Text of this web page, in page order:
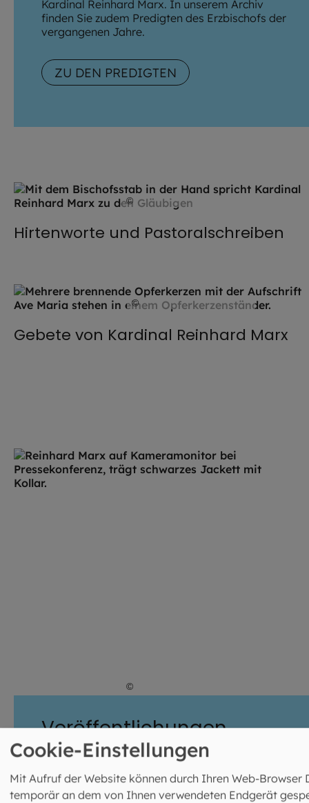
Kardinal Reinhard Marx. In unserem Archiv
finden Sie zudem Predigten des Erzbischofs der
vergangenen Jahre.
ZU DEN PREDIGTEN
© Lennart Preiss / EOM
Hirtenworte und Pastoralschreiben
© Thomas Klinger / EOM
Gebete von Kardinal Reinhard Marx
©
Veröffentlichungen
Unser Erzbischof ist ein gefragter
Veröffentlichungen - Beiträge, Vorträge,
Grußworte, Interviews und Stellungnahmen - für
Cookie-Einstellungen
Mit Aufruf der Website können durch Ihren Web-Browser
temporär an dem von Ihnen verwendeten Endgerät